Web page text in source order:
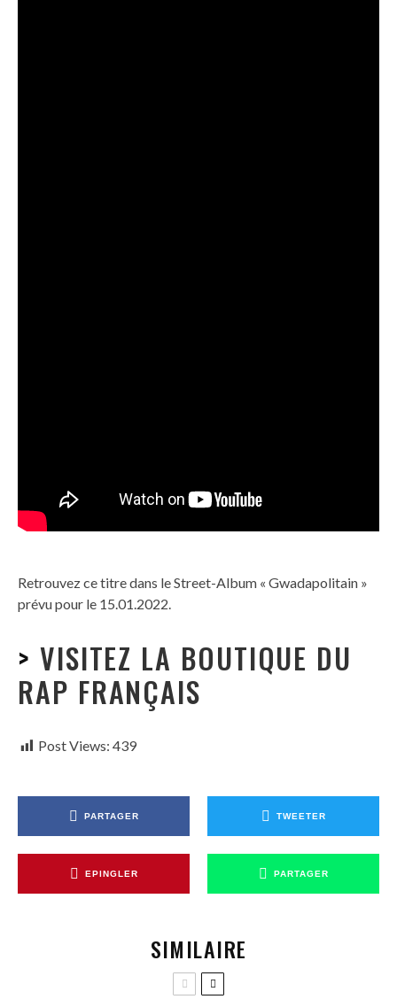
Retrouvez ce titre dans le Street-Album « Gwadapolitain »
prévu pour le 15.01.2022.
> VISITEZ LA BOUTIQUE DU
RAP FRANÇAIS
Post Views: 439
PARTAGER TWEETER
EPINGLER PARTAGER
SIMILAIRE